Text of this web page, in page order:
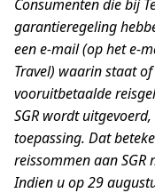
Consumenten die bij
garantieregeling
een e-mail (op het e-
Travel) waarin staat
vooruitbetaalde
SGR wordt
toepassing. Dat
reissommen aan
Indien u op 29